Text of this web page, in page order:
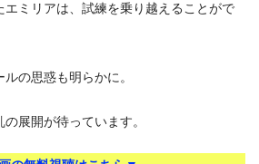
エミリアは、試練を乗り越えることがで
の思惑も明らかに。
展開が待っています。